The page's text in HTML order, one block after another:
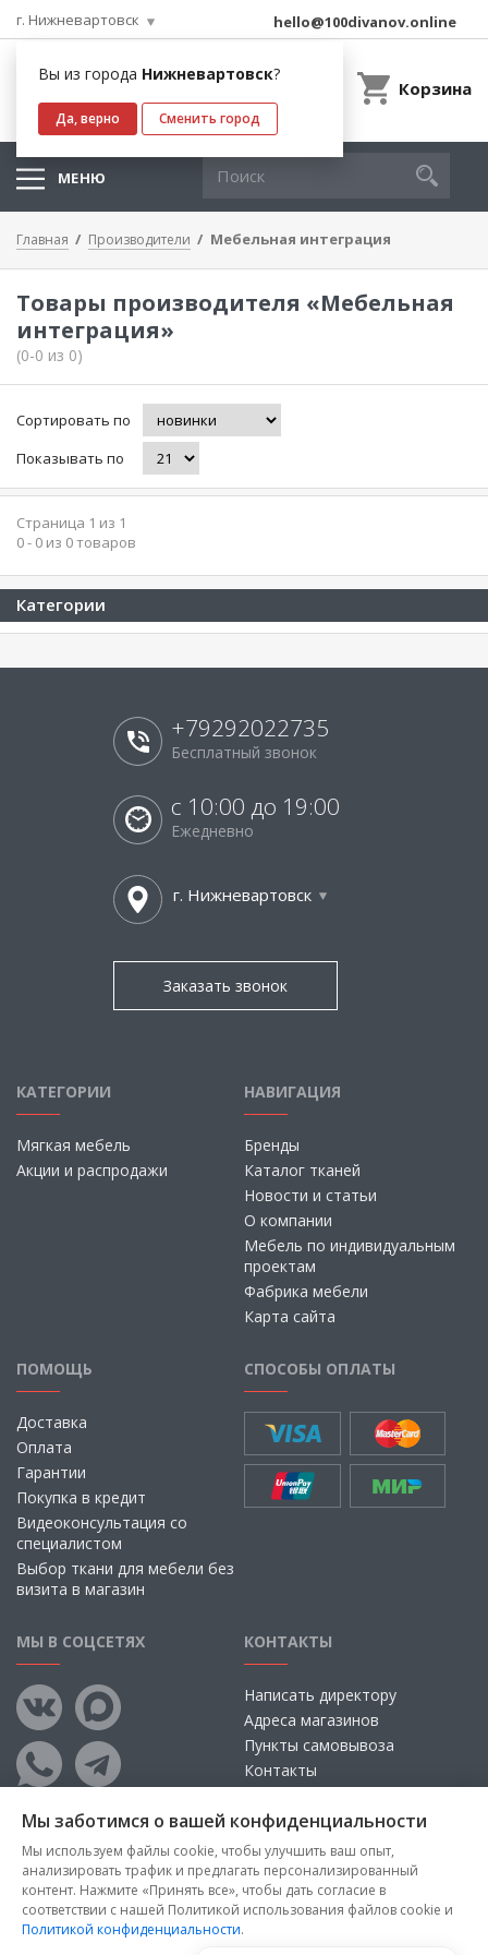
г. Нижневартовск
Вы из города Нижневартовск?
Да, верно Сменить город
hello@100divanov.online
Корзина
МЕНЮ
Главная Производители Мебельная интеграция
Товары производителя «Мебельная
интеграция»
(0-0 из 0)
Сортировать по
Показывать по
Страница 1 из 1
0 - 0 из 0 товаров
Категории
+79292022735
Бесплатный звонок
с 10:00 до 19:00
Ежедневно
г. Нижневартовск
Заказать звонок
КАТЕГОРИИ
Мягкая мебель
Акции и распродажи
НАВИГАЦИЯ
Бренды
Каталог тканей
Новости и статьи
О компании
Мебель по индивидуальным
проектам
Фабрика мебели
Карта сайта
ПОМОЩЬ
Доставка
Оплата
Гарантии
Покупка в кредит
Видеоконсультация со
специалистом
Выбор ткани для мебели без
визита в магазин
СПОСОБЫ ОПЛАТЫ
МЫ В СОЦСЕТЯХ КОНТАКТЫ
Написать директору
Адреса магазинов
Пункты самовывоза
Контакты
Copyright © 2026, ООО «100 Диванов» — Все права защищены
Мы заботимся о вашей конфиденциальности
Мы используем файлы cookie, чтобы улучшить ваш опыт,
анализировать трафик и предлагать персонализированный
контент. Нажмите «Принять все», чтобы дать согласие в
соответствии с нашей Политикой использования файлов cookie и
Политикой конфиденциальности.